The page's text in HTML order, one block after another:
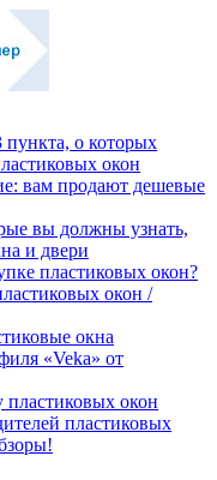
о которых
окон
вам продают дешевые
вы должны узнать,
и двери
пластиковых окон?
окон /
окна
«Veka» от
окон
пластиковых